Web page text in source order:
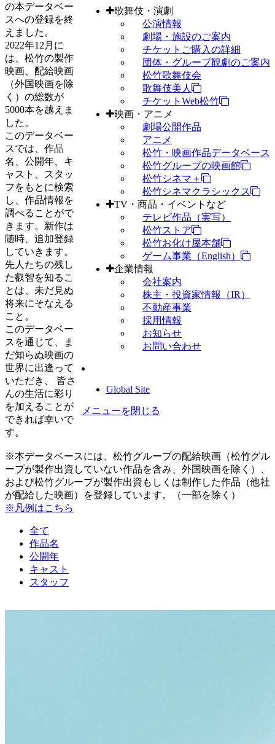
歌舞伎・演劇
公演情報
劇場・施設のご案内
チケットご購入の詳細
団体・グループ観劇のご案内
松竹歌舞伎会
歌舞伎美人
チケットWeb松竹
映画・アニメ
劇場公開作品
アニメ
松竹・映画作品データベース
松竹グループの映画館
松竹シネマ＋
松竹シネマクラシックス
TV・商品・イベントなど
テレビ作品（実写）
松竹ストア
松竹お化け屋本舗
ゲーム事業（English）
企業情報
会社案内
株主・投資家情報（IR）
不動産事業
採用情報
お知らせ
お問い合わせ
Global Site
メニューを閉じる
の本データベー
スへの登録を終
えました。
2022年12月に
は、松竹の製作
映画、配給映画
（外国映画を除
く）の総数が
5000本を越えま
した。
このデータベー
スでは、作品
名、公開年、キ
ャスト、スタッ
フをもとに検索
し、作品情報を
調べることがで
きます。新作は
随時、追加登録
していきます。
先人たちの残し
た叡智を知るこ
とは、未だ見ぬ
将来にそなえる
こと。
このデータベー
スを通じて、ま
だ知らぬ映画の
世界に出逢って
いただき、 皆さ
んの生活に彩り
を加えることが
できれば幸いで
す。
※本データベースには、松竹グループの配給映画（松竹グル
ープが製作出資していない作品を含み、外国映画を除く）、
および松竹グループが製作出資もしくは制作した作品（他社
が配給した映画）を登録しています。（一部を除く）
※凡例はこちら
全て
作品名
公開年
キャスト
スタッフ